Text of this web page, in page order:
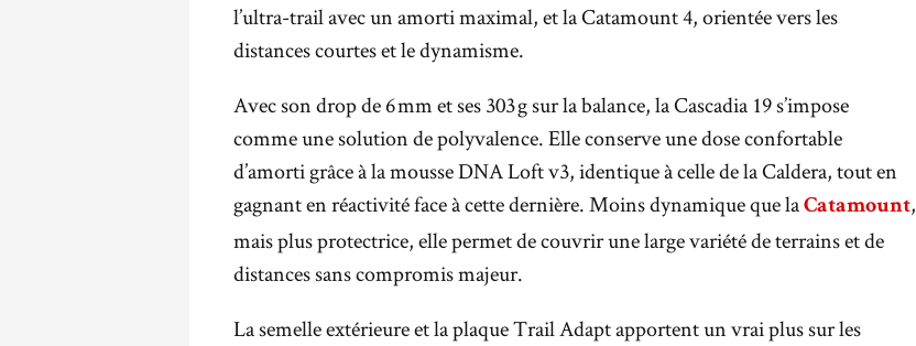
l’ultra-trail avec un amorti maximal, et la Catamount 4, orientée vers les
distances courtes et le dynamisme.
Avec son drop de 6 mm et ses 303 g sur la balance, la Cascadia 19 s’impose
comme une solution de polyvalence. Elle conserve une dose confortable
d’amorti grâce à la mousse DNA Loft v3, identique à celle de la Caldera, tout en
gagnant en réactivité face à cette dernière. Moins dynamique que la Catamount,
mais plus protectrice, elle permet de couvrir une large variété de terrains et de
distances sans compromis majeur.
La semelle extérieure et la plaque Trail Adapt apportent un vrai plus sur les